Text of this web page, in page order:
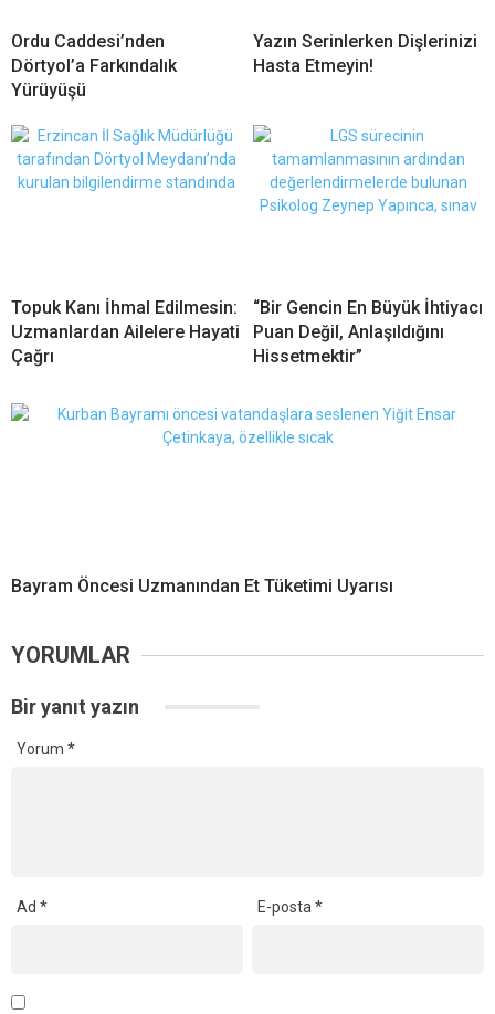
Ordu Caddesi’nden
Dörtyol’a Farkındalık
Yürüyüşü
Yazın Serinlerken Dişlerinizi
Hasta Etmeyin!
Topuk Kanı İhmal Edilmesin:
Uzmanlardan Ailelere Hayati
Çağrı
“Bir Gencin En Büyük İhtiyacı
Puan Değil, Anlaşıldığını
Hissetmektir”
Bayram Öncesi Uzmanından Et Tüketimi Uyarısı
YORUMLAR
Bir yanıt yazın
Yorum *
Ad * E-posta*